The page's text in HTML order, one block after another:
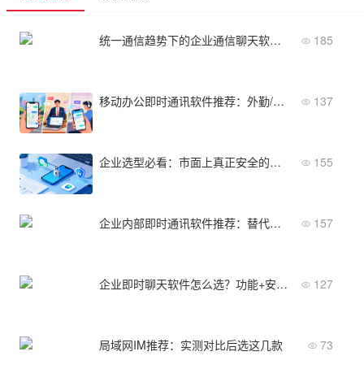
统一通信趋势下的企业通信聊天软件是什么？与电话会议的融合解析 185
移动办公即时通讯软件推荐：外勤/销售/远程团队必备 137
企业选型必看：市面上真正安全的即时通讯软件有哪些？ 155
企业内部即时通讯软件推荐：替代微信办公的高效工具 157
企业即时聊天软件怎么选？功能+安全+成本三维度 127
局域网IM推荐：实测对比后选这几款 73